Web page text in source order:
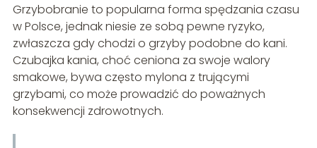
Grzybobranie to popularna forma spędzania czasu
w Polsce, jednak niesie ze sobą pewne ryzyko,
zwłaszcza gdy chodzi o grzyby podobne do kani.
Czubajka kania, choć ceniona za swoje walory
smakowe, bywa często mylona z trującymi
grzybami, co może prowadzić do poważnych
konsekwencji zdrowotnych.